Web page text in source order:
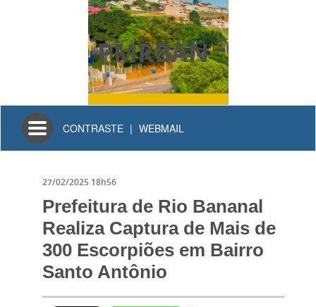
PMRBAN
Toggle
navigation
CONTRASTE | WEBMAIL
27/02/2025 18h56
Prefeitura de Rio Bananal
Realiza Captura de Mais de
300 Escorpiões em Bairro
Santo Antônio